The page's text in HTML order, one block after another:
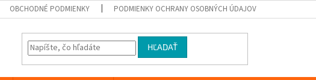
OBCHODNÉ PODMIENKY PODMIENKY OCHRANY OSOBNÝCH ÚDAJOV
HĽADAŤ